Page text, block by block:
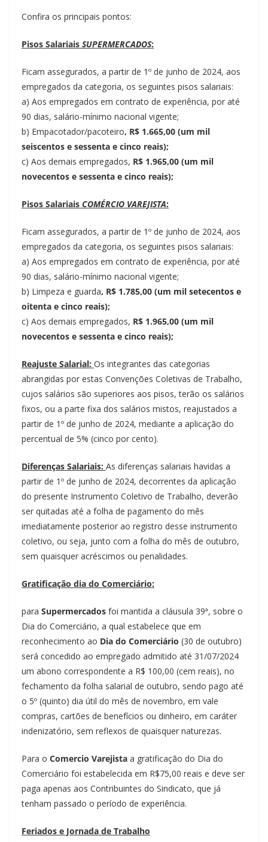
Confira os principais pontos:
Pisos Salariais SUPERMERCADOS:
Ficam assegurados, a partir de 1º de junho de 2024, aos
empregados da categoria, os seguintes pisos salariais:
a) Aos empregados em contrato de experiência, por até
90 dias, salário-mínimo nacional vigente;
b) Empacotador/pacoteiro, R$ 1.665,00 (um mil
seiscentos e sessenta e cinco reais);
c) Aos demais empregados, R$ 1.965,00 (um mil
novecentos e sessenta e cinco reais);
Pisos Salariais COMÉRCIO VAREJISTA:
Ficam assegurados, a partir de 1º de junho de 2024, aos
empregados da categoria, os seguintes pisos salariais:
a) Aos empregados em contrato de experiência, por até
90 dias, salário-mínimo nacional vigente;
b) Limpeza e guarda, R$ 1.785,00 (um mil setecentos e
oitenta e cinco reais);
c) Aos demais empregados, R$ 1.965,00 (um mil
novecentos e sessenta e cinco reais);
Reajuste Salarial: Os integrantes das categorias
abrangidas por estas Convenções Coletivas de Trabalho,
cujos salários são superiores aos pisos, terão os salários
fixos, ou a parte fixa dos salários mistos, reajustados a
partir de 1º de junho de 2024, mediante a aplicação do
percentual de 5% (cinco por cento).
Diferenças Salariais: As diferenças salariais havidas a
partir de 1º de junho de 2024, decorrentes da aplicação
do presente Instrumento Coletivo de Trabalho, deverão
ser quitadas até a folha de pagamento do mês
imediatamente posterior ao registro desse instrumento
coletivo, ou seja, junto com a folha do mês de outubro,
sem quaisquer acréscimos ou penalidades.
Gratificação dia do Comerciário:
para Supermercados foi mantida a cláusula 39ª, sobre o
Dia do Comerciário, a qual estabelece que em
reconhecimento ao Dia do Comerciário (30 de outubro)
será concedido ao empregado admitido até 31/07/2024
um abono correspondente a R$ 100,00 (cem reais), no
fechamento da folha salarial de outubro, sendo pago até
o 5º (quinto) dia útil do mês de novembro, em vale
compras, cartões de benefícios ou dinheiro, em caráter
indenizatório, sem reflexos de quaisquer naturezas.
Para o Comercio Varejista a gratificação do Dia do
Comerciário foi estabelecida em R$75,00 reais e deve ser
paga apenas aos Contribuintes do Sindicato, que já
tenham passado o período de experiência.
Feriados e Jornada de Trabalho